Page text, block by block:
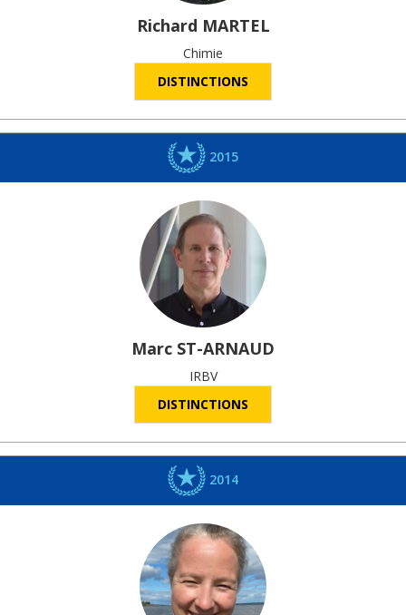
Richard MARTEL
Chimie
DISTINCTIONS
2015
Marc ST-ARNAUD
IRBV
DISTINCTIONS
2014